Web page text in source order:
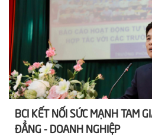
BCI KẾT NỐI SỨC MẠNH TAM
ĐẲNG - DOANH NGHIỆP